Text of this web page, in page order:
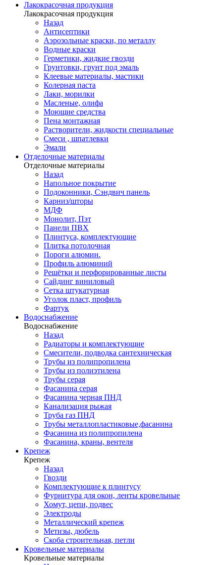
Лакокрасочная продукция
Лакокрасочная продукция
Назад
Антисептики
Аэрозольные краски, по металлу
Водные краски
Герметики, жидкие гвозди
Грунтовки, грунт под эмаль
Клеевые материалы, мастики
Колерная паста
Лаки, морилки
Масленые, олифа
Моющие средства
Пена монтажная
Растворители, жидкости специальные
Смеси , шпатлевки
Эмали
Отделочные материалы
Отделочные материалы
Назад
Напольное покрытие
Подоконники, Сэндвич панель
Карниз/шторы
МДФ
Монолит, Пэт
Панели ПВХ
Плинтуса, комплектующие
Плитка потолочная
Пороги алюмин.
Профиль алюминий
Решётки и перфорированные листы
Сайдинг виниловый
Сетка штукатурная
Уголок пласт, профиль
Фартук
Водоснабжение
Водоснабжение
Назад
Радиаторы и комплектующие
Смесители, подводка сантехническая
Трубы из полипропилена
Трубы из полиэтилена
Трубы серая
Фасанина серая
Фасанина черная ПНД
Канализация рыжая
Труба газ ПНД
Трубы металлопластиковые,фасанина
Фасанина из полипропилена
Фасанина, краны, вентеля
Крепеж
Крепеж
Назад
Гвозди
Комплектующие к плинтусу
Фурнитура для окон, ленты кровельные
Хомут, цепи, подвес
Электроды
Металлический крепеж
Метизы, дюбель
Скоба строительная, петли
Кровельные материалы
Кровельные материалы